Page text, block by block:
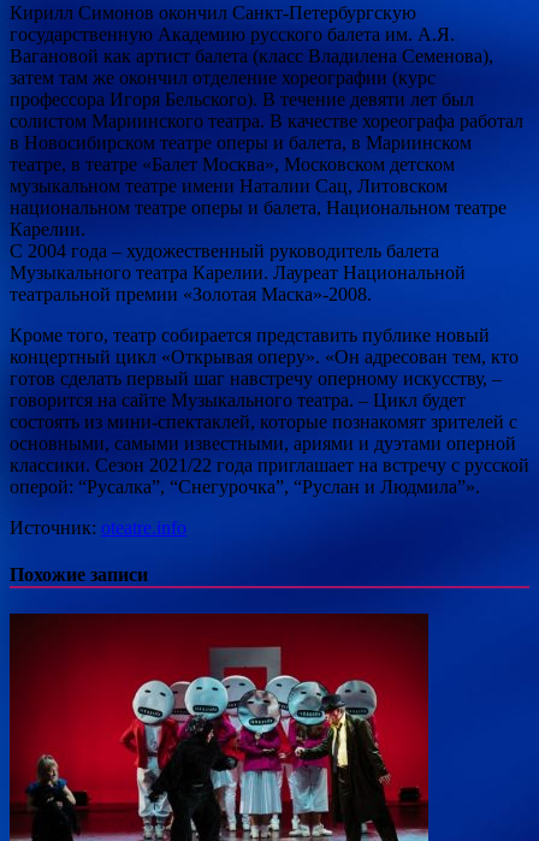
Кирилл Симонов окончил Санкт-Петербургскую
государственную Академию русского балета им. А.Я.
Вагановой как артист балета (класс Владилена Семенова),
затем там же окончил отделение хореографии (курс
профессора Игоря Бельского). В течение девяти лет был
солистом Мариинского театра. В качестве хореографа работал
в Новосибирском театре оперы и балета, в Мариинском
театре, в театре «Балет Москва», Московском детском
музыкальном театре имени Наталии Сац, Литовском
национальном театре оперы и балета, Национальном театре
Карелии.
С 2004 года – художественный руководитель балета
Музыкального театра Карелии. Лауреат Национальной
театральной премии «Золотая Маска»-2008.
Кроме того, театр собирается представить публике новый
концертный цикл «Открывая оперу». «Он адресован тем, кто
готов сделать первый шаг навстречу оперному искусству, –
говорится на сайте Музыкального театра. – Цикл будет
состоять из мини-спектаклей, которые познакомят зрителей с
основными, самыми известными, ариями и дуэтами оперной
классики. Сезон 2021/22 года приглашает на встречу с русской
оперой: “Русалка”, “Снегурочка”, “Руслан и Людмила”».
Источник: oteatre.info
Похожие записи